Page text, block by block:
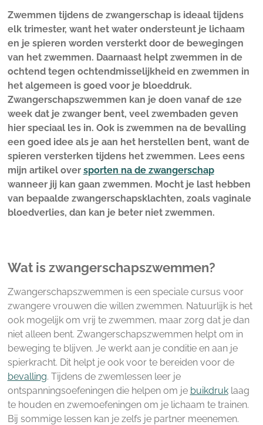
Zwemmen tijdens de zwangerschap is ideaal tijdens
elk trimester, want het water ondersteunt je lichaam
en je spieren worden versterkt door de bewegingen
van het zwemmen. Daarnaast helpt zwemmen in de
ochtend tegen ochtendmisselijkheid en zwemmen in
het algemeen is goed voor je bloeddruk.
Zwangerschapszwemmen kan je doen vanaf de 12e
week dat je zwanger bent, veel zwembaden geven
hier speciaal les in. Ook is zwemmen na de bevalling
een goed idee als je aan het herstellen bent, want de
spieren versterken tijdens het zwemmen. Lees eens
mijn artikel over sporten na de zwangerschap
wanneer jij kan gaan zwemmen. Mocht je last hebben
van bepaalde zwangerschapsklachten, zoals vaginale
bloedverlies, dan kan je beter niet zwemmen.
Wat is zwangerschapszwemmen?
Zwangerschapszwemmen is een speciale cursus voor
zwangere vrouwen die willen zwemmen. Natuurlijk is het
ook mogelijk om vrij te zwemmen, maar zorg dat je dan
niet alleen bent. Zwangerschapszwemmen helpt om in
beweging te blijven. Je werkt aan je conditie en aan je
spierkracht. Dit helpt je ook voor te bereiden voor de
bevalling. Tijdens de zwemlessen leer je
ontspanningsoefeningen die helpen om je buikdruklaag
te houden en zwemoefeningen om je lichaam te trainen.
Bij sommige lessen kan je zelfs je partner meenemen.